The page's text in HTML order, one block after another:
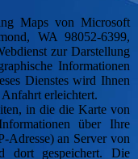
Maps von Microsoft
WA 98052-6399,
zur Darstellung
Informationen
Dienstes wird Ihnen
erleichtert.
in die die Karte von
über Ihre
Adresse) an Server von
dort gespeichert. Die